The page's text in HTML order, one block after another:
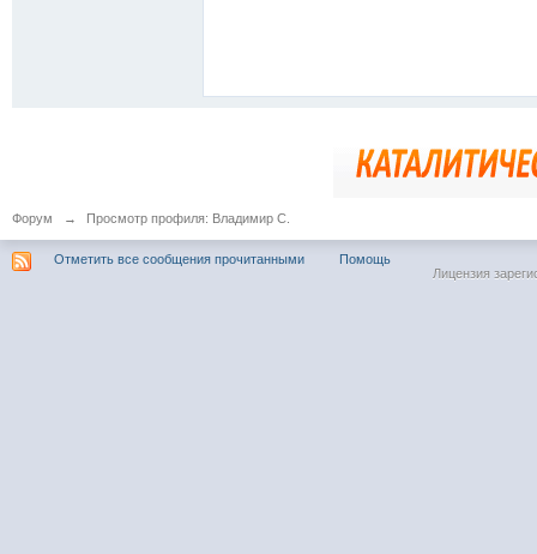
Форум → Просмотр профиля: Владимир С.
Отметить все сообщения прочитанными
Помощь
Лицензия